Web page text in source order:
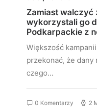
Zamiast walczyć
wykorzystali go
Podkarpackie z
Większość
przekonać, że dany
czego…
0 Komentarzy 2